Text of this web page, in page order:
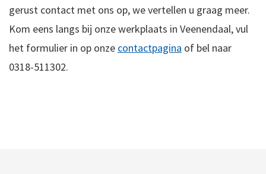
gerust contact met ons op, we vertellen u graag meer.
Kom eens langs bij onze werkplaats in Veenendaal, vul
het formulier in op onze contactpagina of bel naar
0318-511302.